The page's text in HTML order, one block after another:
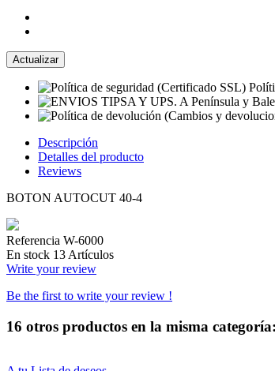
Descripción
Detalles del producto
Reviews
BOTON AUTOCUT 40-4
Referencia W-6000
En stock 13 Artículos
Write your review
Be the first to write your review !
16 otros productos en la misma categoría: